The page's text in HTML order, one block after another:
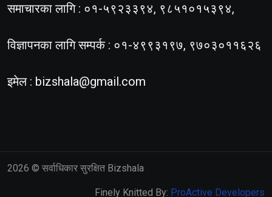
समाचारका लागि : ०१-५९२३३९४, ९८५१०१५३९४,
विज्ञापनका लागि सम्पर्क : ०१-४९९३१९७, ९७०३०११६२६
इमेल : bizshala@gmail.com
2026 © सर्वाधिकार सुरक्षित Bizshala
Finely Knitted By: ProActive Developers